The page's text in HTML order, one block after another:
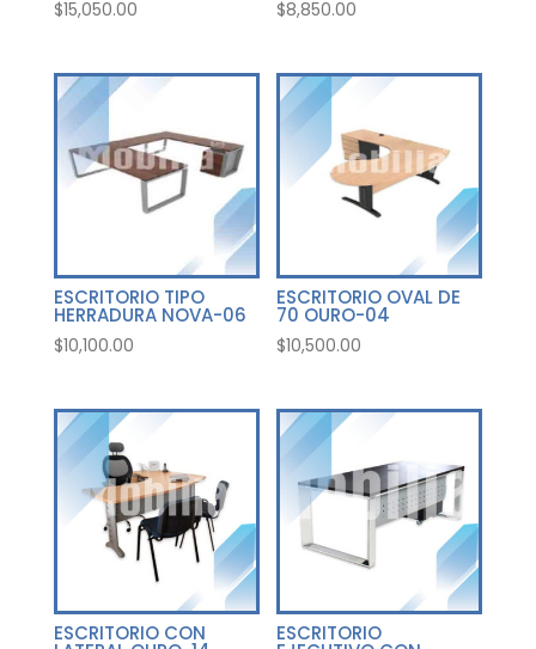
$15,050.00 $8,850.00
ESCRITORIO TIPO
HERRADURA NOVA-06
$10,100.00
ESCRITORIO OVAL DE
70 OURO-04
$10,500.00
ESCRITORIO CON ESCRITORIO